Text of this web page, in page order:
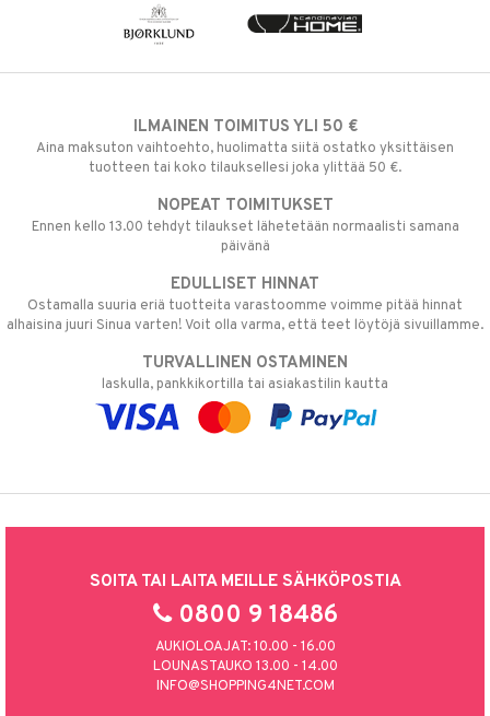
ILMAINEN TOIMITUS YLI 50 €
Aina maksuton vaihtoehto, huolimatta siitä ostatko yksittäisen
tuotteen tai koko tilauksellesi joka ylittää 50 €.
NOPEAT TOIMITUKSET
Ennen kello 13.00 tehdyt tilaukset lähetetään normaalisti samana
päivänä
EDULLISET HINNAT
Ostamalla suuria eriä tuotteita varastoomme voimme pitää hinnat
alhaisina juuri Sinua varten! Voit olla varma, että teet löytöjä sivuillamme.
TURVALLINEN OSTAMINEN
laskulla, pankkikortilla tai asiakastilin kautta
SOITA TAI LAITA MEILLE SÄHKÖPOSTIA
0800 9 18486
AUKIOLOAJAT: 10.00 - 16.00
LOUNASTAUKO 13.00 - 14.00
INFO@SHOPPING4NET.COM